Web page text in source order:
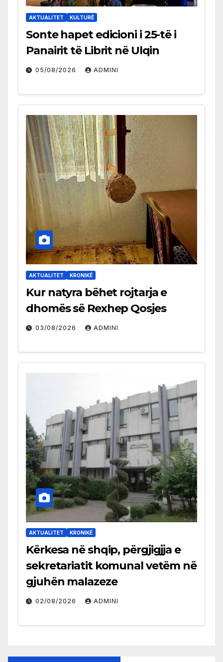
AKTUALITET KULTURË
Sonte hapet edicioni i 25-të i
Panairit të Librit në Ulqin
05/08/2026 ADMINI
AKTUALITET KRONIKË
Kur natyra bëhet rojtarja e
dhomës së Rexhep Qosjes
03/08/2026 ADMINI
AKTUALITET KRONIKË
Kërkesa në shqip, përgjigjja e
sekretariatit komunal vetëm në
gjuhën malazeze
02/08/2026 ADMINI